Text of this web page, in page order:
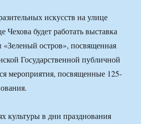
искусств на улице
будет работать выставка
остров», посвященная
Государственной публичной
мероприятия, посвященные 125-
культуры в дни празднования